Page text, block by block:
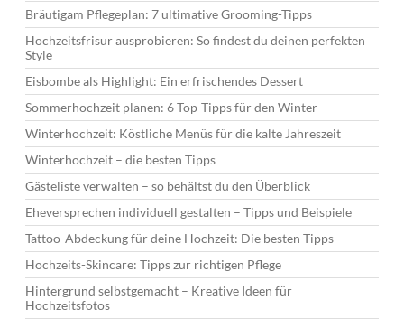
Bräutigam Pflegeplan: 7 ultimative Grooming-Tipps
Hochzeitsfrisur ausprobieren: So findest du deinen perfekten
Style
Eisbombe als Highlight: Ein erfrischendes Dessert
Sommerhochzeit planen: 6 Top-Tipps für den Winter
Winterhochzeit: Köstliche Menüs für die kalte Jahreszeit
Winterhochzeit – die besten Tipps
Gästeliste verwalten – so behältst du den Überblick
Eheversprechen individuell gestalten – Tipps und Beispiele
Tattoo-Abdeckung für deine Hochzeit: Die besten Tipps
Hochzeits-Skincare: Tipps zur richtigen Pflege
Hintergrund selbstgemacht – Kreative Ideen für
Hochzeitsfotos